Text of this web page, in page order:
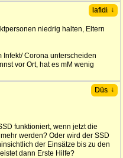
lafidi ↓
niedrig halten, Eltern
Infekt/ Corona unterscheiden
vor Ort, hat es mM wenig
Düs ↓
funktioniert, wenn jetzt die
werden? Oder wird der SSD
der Einsätze bis zu den
dann Erste Hilfe?